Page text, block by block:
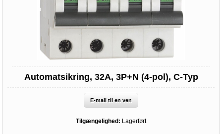
Automatsikring, 32A, 3P+N (4-pol), C-Typ
E-mail til en ven
Tilgængelighed: Lagerført